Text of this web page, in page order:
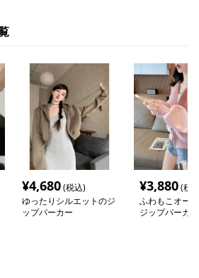
¥4,680(税込)
ゆったりシルエットのジ
ップパーカー
¥3,880(税
ふわもこオー
ジップパーカー